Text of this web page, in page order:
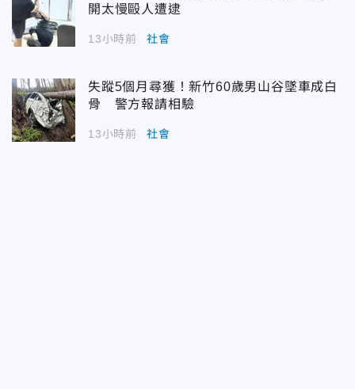
開太慢毆人遭逮
13小時前 社會
失蹤5個月尋獲！新竹60歲男山谷墜車成白
骨 警方報請相驗
13小時前 社會